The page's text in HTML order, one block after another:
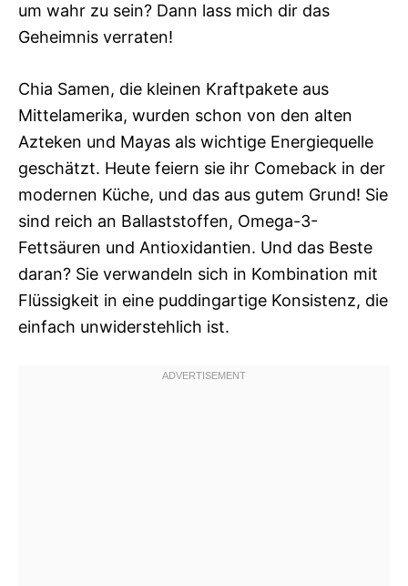
um wahr zu sein? Dann lass mich dir das
Geheimnis verraten!
Chia Samen, die kleinen Kraftpakete aus
Mittelamerika, wurden schon von den alten
Azteken und Mayas als wichtige Energiequelle
geschätzt. Heute feiern sie ihr Comeback in der
modernen Küche, und das aus gutem Grund! Sie
sind reich an Ballaststoffen, Omega-3-
Fettsäuren und Antioxidantien. Und das Beste
daran? Sie verwandeln sich in Kombination mit
Flüssigkeit in eine puddingartige Konsistenz, die
einfach unwiderstehlich ist.